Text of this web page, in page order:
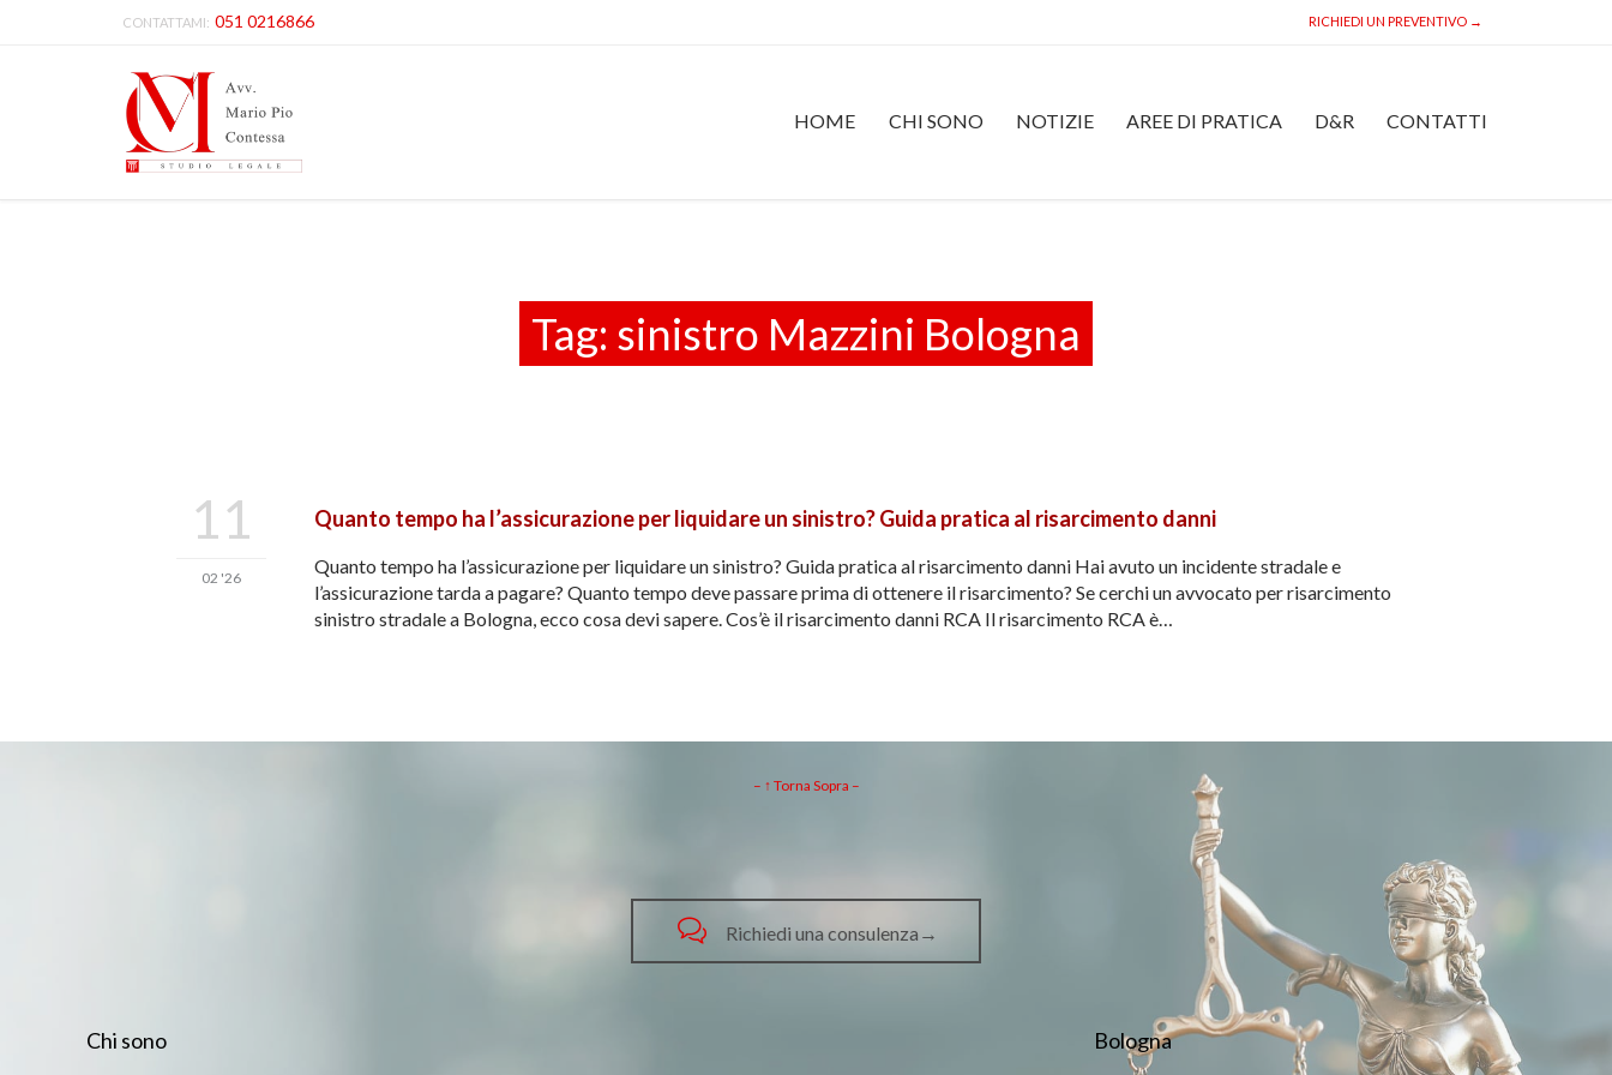
CONTATTAMI: 051 0216866 RICHIEDI UN PREVENTIVO →
HOME CHI SONO NOTIZIE AREE DI PRATICA D&R CONTATTI
Tag: sinistro Mazzini Bologna
11
02 '26
Quanto tempo ha l’assicurazione per liquidare un sinistro? Guida pratica al risarcimento danni
Quanto tempo ha l’assicurazione per liquidare un sinistro? Guida pratica al risarcimento danni Hai avuto un incidente stradale e
l’assicurazione tarda a pagare? Quanto tempo deve passare prima di ottenere il risarcimento? Se cerchi un avvocato per risarcimento
sinistro stradale a Bologna, ecco cosa devi sapere. Cos’è il risarcimento danni RCA Il risarcimento RCA è…
– ↑ Torna Sopra –
 Richiedi una consulenza→
Chi sono Bologna